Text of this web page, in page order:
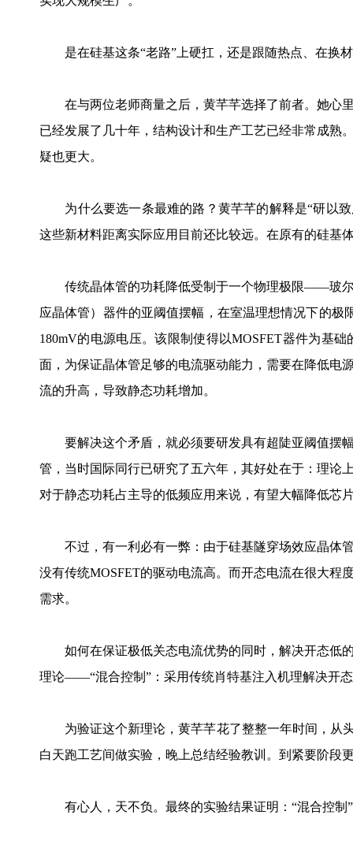
是在硅基这条“老路”上硬扛，还是跟随热点、在换
在与两位老师商量之后，黄芊芊选择了前者。她心
已经发展了几十年，结构设计和生产工艺已经非常成熟
疑也更大。
为什么要选一条最难的路？黄芊芊的解释是“研以致
这些新材料距离实际应用目前还比较远。在原有的硅基
传统晶体管的功耗降低受制于一个物理极限——玻尔
应晶体管）器件的亚阈值摆幅，在室温理想情况下的极
180mV的电源电压。该限制使得以MOSFET器件为基
面，为保证晶体管足够的电流驱动能力，需要在降低电
流的升高，导致静态功耗增加。
要解决这个矛盾，就必须要研发具有超陡亚阈值摆
管，当时国际同行已研究了五六年，其好处在于：理论
对于静态功耗占主导的低频应用来说，有望大幅降低芯
不过，有一利必有一弊：由于硅基隧穿场效应晶体
没有传统MOSFET的驱动电流高。而开态电流在很大
需求。
如何在保证极低关态电流优势的同时，解决开态低
理论——“混合控制”：采用传统肖特基注入机理解决开
为验证这个新理论，黄芊芊花了整整一年时间，从头
白天跑工艺间做实验，晚上总结经验教训。到紧要阶段
有心人，天不负。最终的实验结果证明：“混合控制